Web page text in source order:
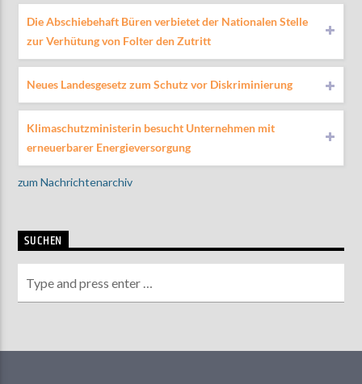
Die Abschiebehaft Büren verbietet der Nationalen Stelle
zur Verhütung von Folter den Zutritt
Neues Landesgesetz zum Schutz vor Diskriminierung
Klimaschutzministerin besucht Unternehmen mit
erneuerbarer Energieversorgung
zum Nachrichtenarchiv
SUCHEN